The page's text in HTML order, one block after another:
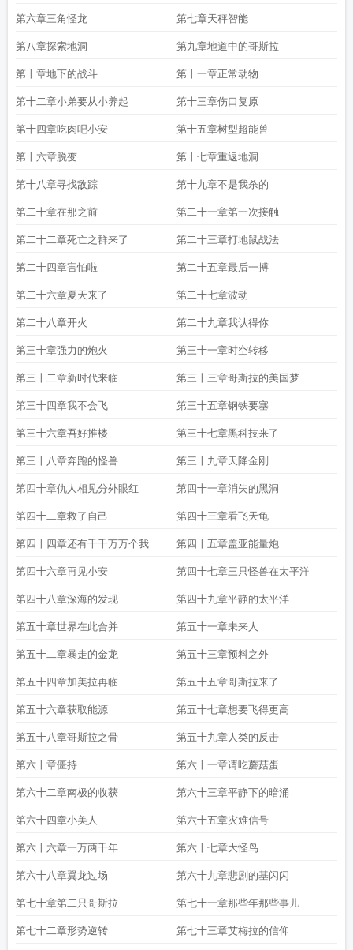
第六章三角怪龙 第七章天秤智能
第八章探索地洞 第九章地道中的哥斯拉
第十章地下的战斗 第十一章正常动物
第十二章小弟要从小养起 第十三章伤口复原
第十四章吃肉吧小安 第十五章树型超能兽
第十六章脱变 第十七章重返地洞
第十八章寻找敌踪 第十九章不是我杀的
第二十章在那之前 第二十一章第一次接触
第二十二章死亡之群来了 第二十三章打地鼠战法
第二十四章害怕啦 第二十五章最后一搏
第二十六章夏天来了 第二十七章波动
第二十八章开火 第二十九章我认得你
第三十章强力的炮火 第三十一章时空转移
第三十二章新时代来临 第三十三章哥斯拉的美国梦
第三十四章我不会飞 第三十五章钢铁要塞
第三十六章吾好推楼 第三十七章黑科技来了
第三十八章奔跑的怪兽 第三十九章天降金刚
第四十章仇人相见分外眼红 第四十一章消失的黑洞
第四十二章救了自己 第四十三章看飞天龟
第四十四章还有千千万万个我 第四十五章盖亚能量炮
第四十六章再见小安 第四十七章三只怪兽在太平洋
第四十八章深海的发现 第四十九章平静的太平洋
第五十章世界在此合并 第五十一章未来人
第五十二章暴走的金龙 第五十三章预料之外
第五十四章加美拉再临 第五十五章哥斯拉来了
第五十六章获取能源 第五十七章想要飞得更高
第五十八章哥斯拉之骨 第五十九章人类的反击
第六十章僵持 第六十一章请吃蘑菇蛋
第六十二章南极的收获 第六十三章平静下的暗涌
第六十四章小美人 第六十五章灾难信号
第六十六章一万两千年 第六十七章大怪鸟
第六十八章翼龙过场 第六十九章悲剧的基闪闪
第七十章第二只哥斯拉 第七十一章那些年那些事儿
第七十二章形势逆转 第七十三章艾梅拉的信仰